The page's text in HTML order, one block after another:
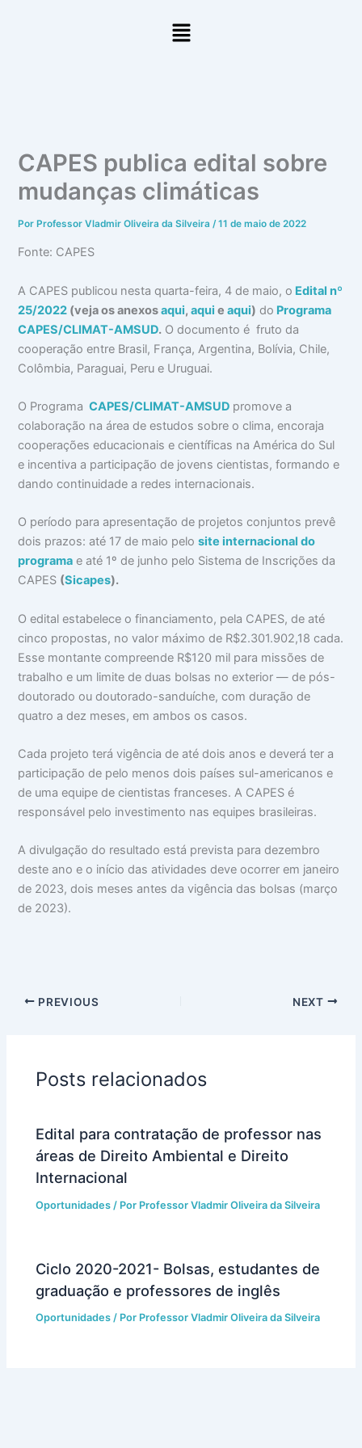
Menu
CAPES publica edital sobre
mudanças climáticas
PorProfessor Vladmir Oliveira da Silveira /11 de maio de 2022
Fonte: CAPES
A CAPES publicou nesta quarta-feira, 4 de maio, o Edital nº
25/2022 (veja os anexosaqui,aqui eaqui) do Programa
CAPES/CLIMAT-AMSUD. O documento é fruto da
cooperação entre Brasil, França, Argentina, Bolívia, Chile,
Colômbia, Paraguai, Peru e Uruguai.
O Programa CAPES/CLIMAT-AMSUD promove a
colaboração na área de estudos sobre o clima, encoraja
cooperações educacionais e científicas na América do Sul
e incentiva a participação de jovens cientistas, formando e
dando continuidade a redes internacionais.
O período para apresentação de projetos conjuntos prevê
dois prazos: até 17 de maio pelosite internacional do
programa e até 1º de junho pelo Sistema de Inscrições da
CAPES (Sicapes).
O edital estabelece o financiamento, pela CAPES, de até
cinco propostas, no valor máximo de R$2.301.902,18 cada.
Esse montante compreende R$120 mil para missões de
trabalho e um limite de duas bolsas no exterior — de pós-
doutorado ou doutorado-sanduíche, com duração de
quatro a dez meses, em ambos os casos.
Cada projeto terá vigência de até dois anos e deverá ter a
participação de pelo menos dois países sul-americanos e
de uma equipe de cientistas franceses. A CAPES é
responsável pelo investimento nas equipes brasileiras.
A divulgação do resultado está prevista para dezembro
deste ano e o início das atividades deve ocorrer em janeiro
de 2023, dois meses antes da vigência das bolsas (março
de 2023).
PREVIOUS NEXT
Posts relacionados
Edital para contratação de professor nas
áreas de Direito Ambiental e Direito
Internacional
Oportunidades / Por Professor Vladmir Oliveira da Silveira
Ciclo 2020-2021- Bolsas, estudantes de
graduação e professores de inglês
Oportunidades / Por Professor Vladmir Oliveira da Silveira